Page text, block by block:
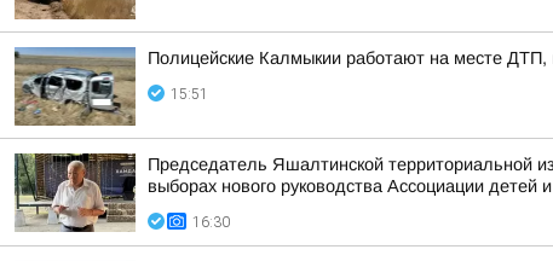
Полицейские Калмыкии работают на месте
15:51
Председатель Яшалтинской территориальной
выборах нового руководства Ассоциации
16:30